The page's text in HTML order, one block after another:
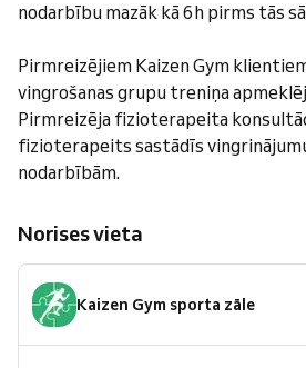
nodarbību mazāk kā 6h pirms tās
Pirmreizējiem Kaizen Gym
vingrošanas grupu treniņa
Pirmreizēja fizioterapeita
fizioterapeits sastādīs
nodarbībām.
Norises vieta
Kaizen Gym sporta zāle